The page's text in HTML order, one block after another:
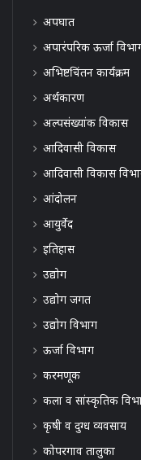
अपघात
अपारंपरिक ऊर्जा
अभिष्टचिंतन कार्यक्रम
अर्थकारण
अल्पसंख्यांक विकास
आदिवासी विकास
आदिवासी विकास
आंदोलन
आयुर्वेद
इतिहास
उद्योग
उद्योग जगत
उद्योग विभाग
ऊर्जा विभाग
करमणूक
कला व सांस्कृतिक
कृषी व दुग्ध व्यवसाय
कोपरगाव तालुका